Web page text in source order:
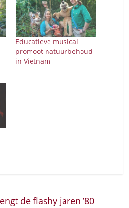
Educatieve musical
promoot natuurbehoud
in Vietnam
de flashy jaren ’80